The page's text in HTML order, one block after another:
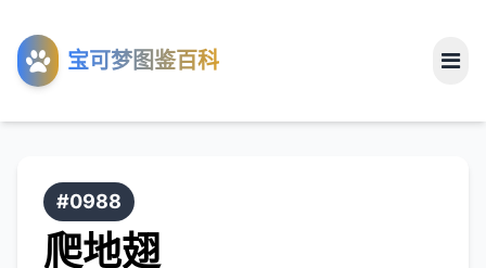
宝可梦图鉴百科
工具
关于
#0988
爬地翅